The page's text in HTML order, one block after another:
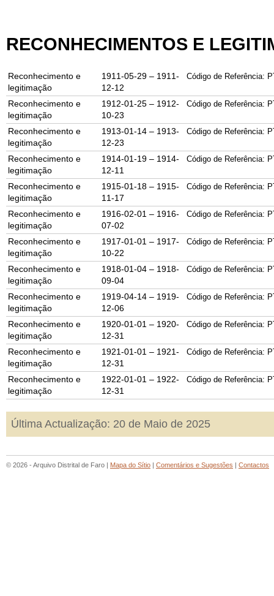
RECONHECIMENTOS E
Reconhecimento e
legitimação
1911-05-29 – 1911-
12-12
Código de Referência:
Reconhecimento e
legitimação
1912-01-25 – 1912-
10-23
Código de Referência:
Reconhecimento e
legitimação
1913-01-14 – 1913-
12-23
Código de Referência:
Reconhecimento e
legitimação
1914-01-19 – 1914-
12-11
Código de Referência:
Reconhecimento e
legitimação
1915-01-18 – 1915-
11-17
Código de Referência:
Reconhecimento e
legitimação
1916-02-01 – 1916-
07-02
Código de Referência:
Reconhecimento e
legitimação
1917-01-01 – 1917-
10-22
Código de Referência:
Reconhecimento e
legitimação
1918-01-04 – 1918-
09-04
Código de Referência:
Reconhecimento e
legitimação
1919-04-14 – 1919-
12-06
Código de Referência:
Reconhecimento e
legitimação
1920-01-01 – 1920-
12-31
Código de Referência:
Reconhecimento e
legitimação
1921-01-01 – 1921-
12-31
Código de Referência:
Reconhecimento e
legitimação
1922-01-01 – 1922-
12-31
Código de Referência:
Última Actualização: 20 de Maio de 2025
© 2026 - Arquivo Distrital de Faro | Mapa do Sítio | Comentários e Sugestões | Contactos